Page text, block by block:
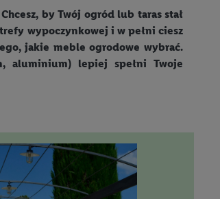
by Twój ogród lub taras stał
wypoczynkowej i w pełni ciesz
jakie meble ogrodowe wybrać.
aluminium) lepiej spełni Twoje